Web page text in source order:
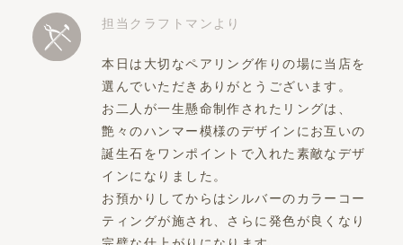
担当クラフトマンより
本日は大切なペアリング作りの場に当店を
選んでいただきありがとうございます。
お二人が一生懸命制作されたリングは、
艶々のハンマー模様のデザインにお互いの
誕生石をワンポイントで入れた素敵なデザ
インになりました。
お預かりしてからはシルバーのカラーコー
ティングが施され、さらに発色が良くなり